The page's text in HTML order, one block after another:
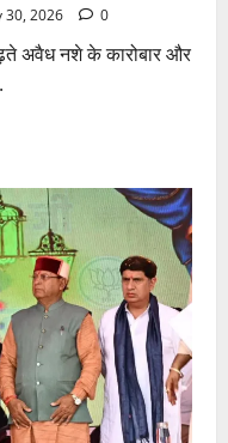
30, 2026 0
बढ़ते अवैध नशे के कारोबार और